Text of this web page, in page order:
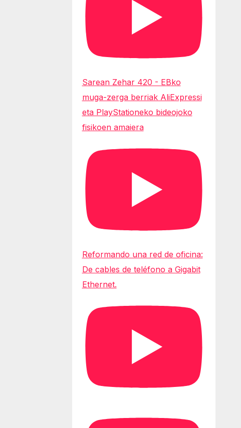
Sarean Zehar 420 - EBko
muga-zerga berriak AliExpressi
eta PlayStationeko bideojoko
fisikoen amaiera
Reformando una red de oficina:
De cables de teléfono a Gigabit
Ethernet.